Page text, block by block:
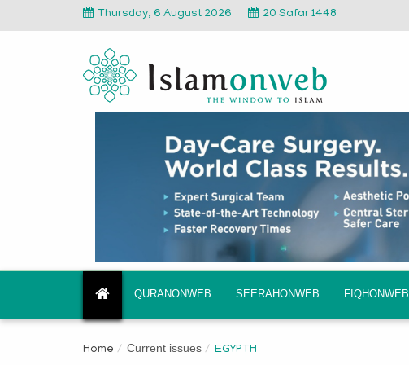
Thursday, 6 August 2026 20 Safar 1448
QURANONWEB SEERAHONWEB FIQHONWEB
Home Current issues EGYPTH